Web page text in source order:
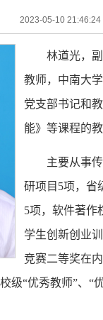
2023-05-10 21:46:24
林道光，
教师，中南大
党支部书记和
能》等课程的
主要从事
研项目5项，省
5项，软件著作
学生创新创业
竞赛二等奖在
级“优秀教师”、“